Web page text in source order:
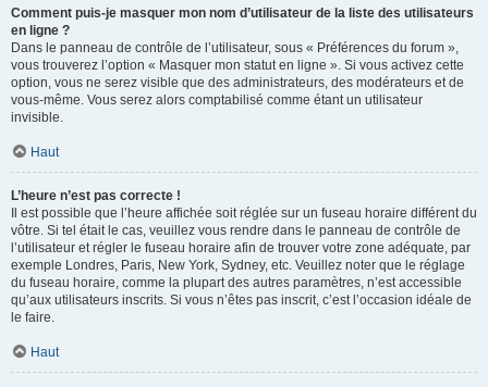
Comment puis-je masquer mon nom d’utilisateur de la liste des utilisateurs
en ligne ?
Dans le panneau de contrôle de l’utilisateur, sous « Préférences du forum »,
vous trouverez l’option « Masquer mon statut en ligne ». Si vous activez cette
option, vous ne serez visible que des administrateurs, des modérateurs et de
vous-même. Vous serez alors comptabilisé comme étant un utilisateur
invisible.
Haut
L’heure n’est pas correcte !
Il est possible que l’heure affichée soit réglée sur un fuseau horaire différent du
vôtre. Si tel était le cas, veuillez vous rendre dans le panneau de contrôle de
l’utilisateur et régler le fuseau horaire afin de trouver votre zone adéquate, par
exemple Londres, Paris, New York, Sydney, etc. Veuillez noter que le réglage
du fuseau horaire, comme la plupart des autres paramètres, n’est accessible
qu’aux utilisateurs inscrits. Si vous n’êtes pas inscrit, c’est l’occasion idéale de
le faire.
Haut